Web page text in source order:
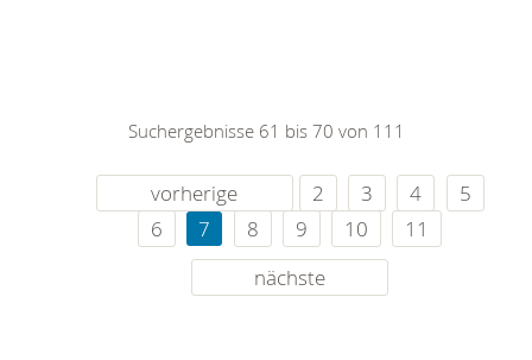
Suchergebnisse 61 bis 70 von 111
vorherige 2 3 4
5
6
7 8 9 10
11
nächste